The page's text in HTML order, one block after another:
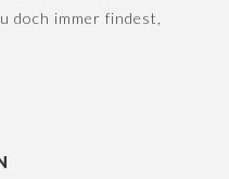
doch immer findest,